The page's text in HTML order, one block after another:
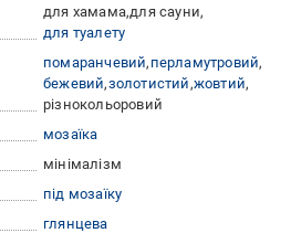
для хамама для сауни
для туалету
помаранчевий перламутровий
бежевий золотистий жовтий
різнокольоровий
мозаїка
мінімалізм
під мозаїку
глянцева